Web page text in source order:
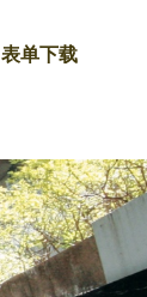
表单下载